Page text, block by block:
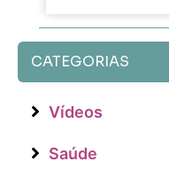
CATEGORIAS
Vídeos
Saúde